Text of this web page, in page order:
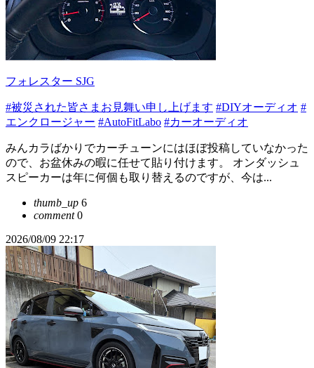
フォレスター SJG
#被災された皆さまお見舞い申し上げます #DIYオーディオ #
エンクロージャー #AutoFitLabo #カーオーディオ
みんカラばかりでカーチューンにはほぼ投稿していなかった
ので、お盆休みの暇に任せて貼り付けます。 オンダッシュ
スピーカーは年に何個も取り替えるのですが、今は...
thumb_up 6
comment0
2026/08/09 22:17